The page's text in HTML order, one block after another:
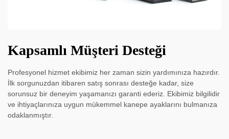
Kapsamlı Müşteri Desteği
Profesyonel hizmet ekibimiz her zaman sizin yardımınıza hazırdır.
İlk sorgunuzdan itibaren satış sonrası desteğe kadar, size
sorunsuz bir deneyim yaşamanızı garanti ederiz. Ekibimiz bilgilidir
ve ihtiyaçlarınıza uygun mükemmel kanepe ayaklarını bulmanıza
odaklanmıştır.